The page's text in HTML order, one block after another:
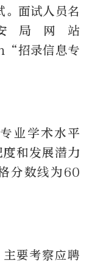
面试人员名
局网站
招录信息专
业学术水平
和发展潜力
分数线为60
要考察应聘